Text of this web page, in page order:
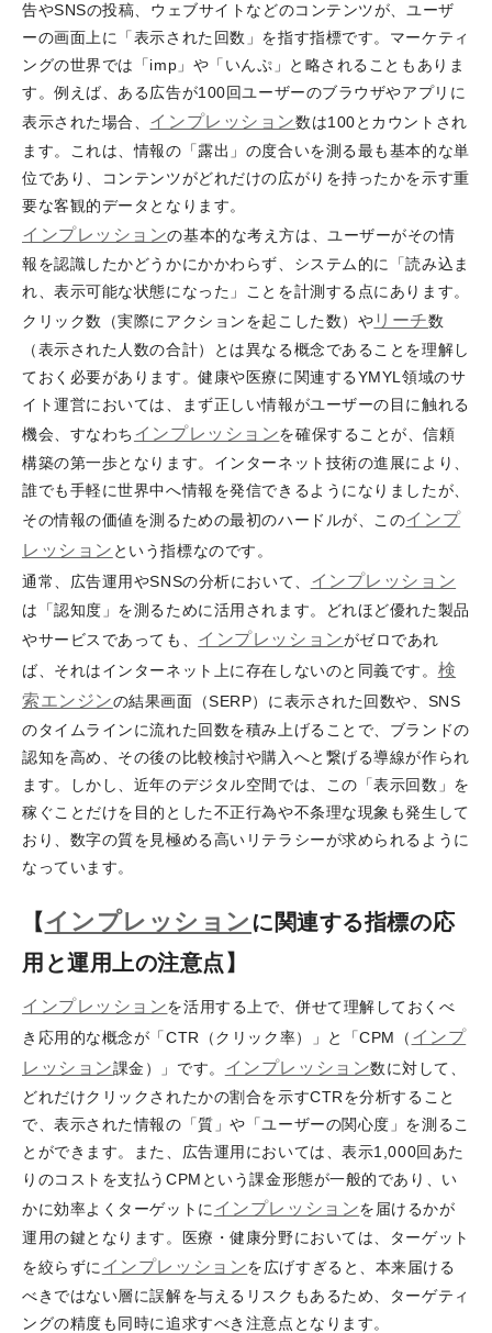
告やSNSの投稿、ウェブサイトなどのコンテンツが、ユーザ
ーの画面上に「表示された回数」を指す指標です。マーケティ
ングの世界では「imp」や「いんぷ」と略されることもありま
す。例えば、ある広告が100回ユーザーのブラウザやアプリに
表示された場合、 インプレッション数は100とカウントされ
ます。これは、情報の「露出」の度合いを測る最も基本的な単
位であり、コンテンツがどれだけの広がりを持ったかを示す重
要な客観的データとなります。
インプレッションの基本的な考え方は、ユーザーがその情
報を認識したかどうかにかかわらず、システム的に「読み込ま
れ、表示可能な状態になった」ことを計測する点にあります。
クリック数（実際にアクションを起こした数）やリーチ数
（表示された人数の合計）とは異なる概念であることを理解し
ておく必要があります。健康や医療に関連するYMYL領域のサ
イト運営においては、まず正しい情報がユーザーの目に触れる
機会、すなわちインプレッションを確保することが、信頼
構築の第一歩となります。インターネット技術の進展により、
誰でも手軽に世界中へ情報を発信できるようになりましたが、
その情報の価値を測るための最初のハードルが、このインプ
レッション という指標なのです。
通常、広告運用やSNSの分析において、 インプレッション
は「認知度」を測るために活用されます。どれほど優れた製品
やサービスであっても、 インプレッションがゼロであれ
ば、それはインターネット上に存在しないのと同義です。 検
索エンジンの結果画面（SERP）に表示された回数や、SNS
のタイムラインに流れた回数を積み上げることで、ブランドの
認知を高め、その後の比較検討や購入へと繋げる導線が作られ
ます。しかし、近年のデジタル空間では、この「表示回数」を
稼ぐことだけを目的とした不正行為や不条理な現象も発生して
おり、数字の質を見極める高いリテラシーが求められるように
なっています。
【 インプレッション に関連する指標の応
用と運用上の注意点】
インプレッションを活用する上で、併せて理解しておくべ
き応用的な概念が「CTR（クリック率）」と「CPM（ インプ
レッション課金）」です。 インプレッション数に対して、
どれだけクリックされたかの割合を示すCTRを分析すること
で、表示された情報の「質」や「ユーザーの関心度」を測るこ
とができます。また、広告運用においては、表示1,000回あた
りのコストを支払うCPMという課金形態が一般的であり、い
かに効率よくターゲットに インプレッションを届けるかが
運用の鍵となります。医療・健康分野においては、ターゲット
を絞らずに インプレッションを広げすぎると、本来届ける
べきではない層に誤解を与えるリスクもあるため、ターゲティ
ングの精度も同時に追求すべき注意点となります。